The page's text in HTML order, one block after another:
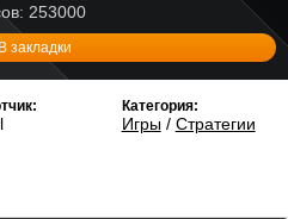
253000
В закладки
Категория:
Игры/ Стратегии